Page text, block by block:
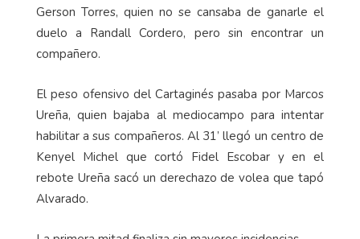
Gerson Torres, quien no se cansaba de ganarle el
duelo a Randall Cordero, pero sin encontrar un
compañero.
El peso ofensivo del Cartaginés pasaba por Marcos
Ureña, quien bajaba al mediocampo para intentar
habilitar a sus compañeros. Al 31’ llegó un centro de
Kenyel Michel que cortó Fidel Escobar y en el
rebote Ureña sacó un derechazo de volea que tapó
Alvarado.